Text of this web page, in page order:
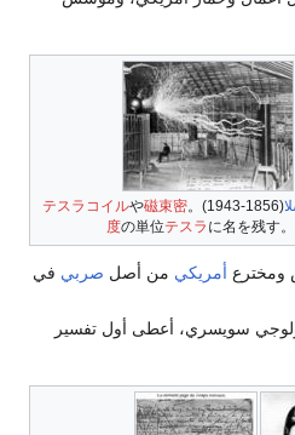
(1856-1943)。
テスラコイルや磁束密
度の単位テスラ に名を残す
ومخترع أمريكي من أصل صربي في
سويسري، أعطى أول تفسير